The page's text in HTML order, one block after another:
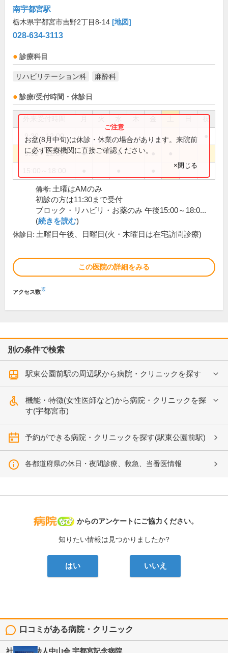
南宇都宮駅
栃木県宇都宮市吉野2丁目8-14 [地図]
028-634-3113
診療科目
リハビリテーション科 麻酔科
診療/受付時間・休診日
祝
9:30～12:00
9:30～12:30 ● ●
お盆(8月中旬)は休診・休業の場合があります。来院前
に必ず医療機関に直接ご確認ください。
×閉じる
備考: 土曜はAMのみ
初診の方は11:30まで受付
ブロック・リハビリ・お薬のみ 午後15:00～18:0...
(続きを読む)
休診日: 土曜日午後、日曜日(火・木曜日は在宅訪問診療)
この医院の詳細をみる
アクセス数※
別の条件で検索
駅東公園前駅の周辺駅から病院・クリニックを探す
機能・特徴(女性医師など)から病院・クリニックを探
す(宇都宮市)
予約ができる病院・クリニックを探す(駅東公園前駅)
各都道府県の休日・夜間診療、救急、当番医情報
病院なび
からのアンケートにご協力ください。
知りたい情報は見つかりましたか?
はい いいえ
口コミがある病院・クリニック
社会医療法人中山会 宇都宮記念病院